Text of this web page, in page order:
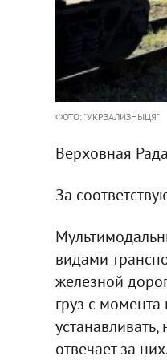
ФОТО: "УКРЗАЛИЗНЫЦЯ"
Верховная
За
видами
железной
груз с
отвечает за